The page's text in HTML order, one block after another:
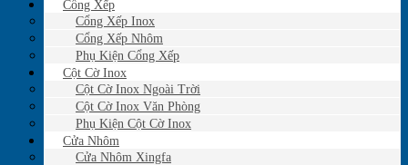
Cổng Xếp
Cổng Xếp Inox
Cổng Xếp Nhôm
Phụ Kiện Cổng Xếp
Cột Cờ Inox
Cột Cờ Inox Ngoài Trời
Cột Cờ Inox Văn Phòng
Phụ Kiện Cột Cờ Inox
Cửa Nhôm
Cửa Nhôm Xingfa